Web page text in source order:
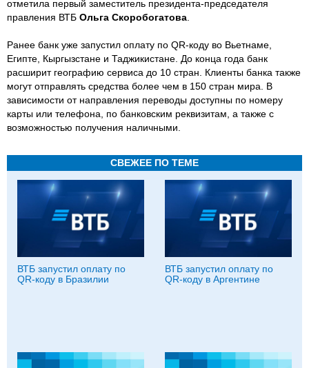
отметила первый заместитель президента-председателя
правления ВТБ Ольга Скоробогатова
Ранее банк уже запустил оплату по QR-коду во Вьетнаме,
Египте, Кыргызстане и Таджикистане. До конца года банк
расширит географию сервиса до 10 стран. Клиенты банка также
могут отправлять средства более чем в 150 стран мира. В
зависимости от направления переводы доступны по номеру
карты или телефона, по банковским реквизитам, а также с
возможностью получения наличными.
СВЕЖЕЕ ПО ТЕМЕ
ВТБ запустил оплату по
QR-коду в Бразилии
ВТБ запустил оплату по
QR-коду в Аргентине